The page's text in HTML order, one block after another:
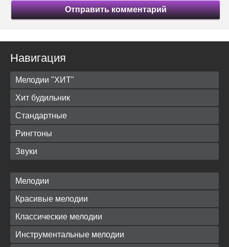
Отправить комментарий
Навигация
Мелодии "ХИТ"
Хит будильник
Стандартные
Рингтоны
Звуки
Мелодии
Красивые мелодии
Классические мелодии
Инструментальные мелодии